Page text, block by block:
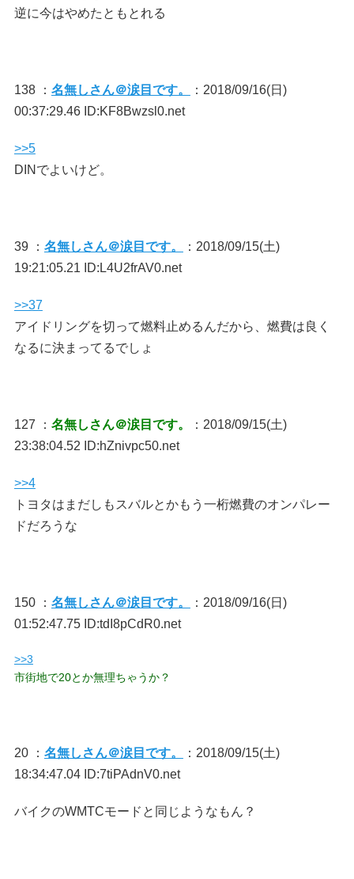
逆に今はやめたともとれる
138 ： 名無しさん＠涙目です。
：2018/09/16(日)
00:37:29.46 ID:KF8Bwzsl0.net
>>5
DINでよいけど。
39 ： 名無しさん＠涙目です。
：2018/09/15(土)
19:21:05.21 ID:L4U2frAV0.net
>>37
アイドリングを切って燃料止めるんだから、燃費は良く
なるに決まってるでしょ
127 ： 名無しさん＠涙目です。
：2018/09/15(土)
23:38:04.52 ID:hZnivpc50.net
>>4
トヨタはまだしもスバルとかもう一桁燃費のオンパレー
ドだろうな
150 ： 名無しさん＠涙目です。
：2018/09/16(日)
01:52:47.75 ID:tdI8pCdR0.net
>>3
市街地で20とか無理ちゃうか？
20 ： 名無しさん＠涙目です。
：2018/09/15(土)
18:34:47.04 ID:7tiPAdnV0.net
バイクのWMTCモードと同じようなもん？